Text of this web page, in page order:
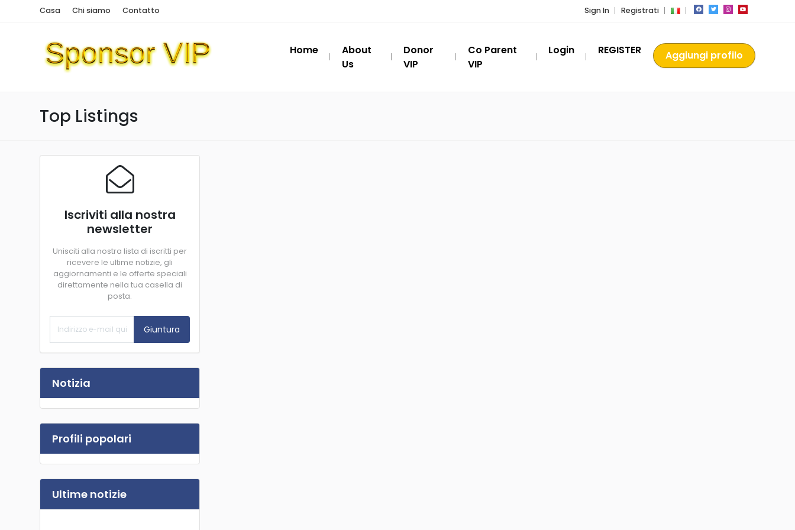
Casa Chi siamo Contatto Sign In Registrati
Home
About
Us
Donor
VIP
Co Parent
VIP
Login REGISTER Aggiungi profilo
Top Listings
Iscriviti alla nostra
newsletter
Unisciti alla nostra lista di iscritti per
ricevere le ultime notizie, gli
aggiornamenti e le offerte speciali
direttamente nella tua casella di
posta.
Giuntura
Notizia
Profili popolari
Ultime notizie